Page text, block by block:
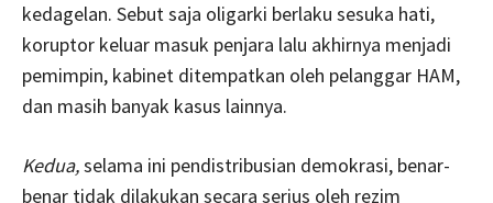
kedagelan. Sebut saja oligarki berlaku sesuka hati,
koruptor keluar masuk penjara lalu akhirnya menjadi
pemimpin, kabinet ditempatkan oleh pelanggar HAM,
dan masih banyak kasus lainnya.
Kedua,selama ini pendistribusian demokrasi, benar-
benar tidak dilakukan secara serius oleh rezim